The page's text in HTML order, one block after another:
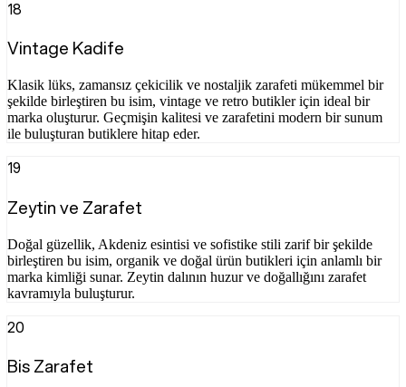
18
Vintage Kadife
Klasik lüks, zamansız çekicilik ve nostaljik zarafeti mükemmel bir
şekilde birleştiren bu isim, vintage ve retro butikler için ideal bir
marka oluşturur. Geçmişin kalitesi ve zarafetini modern bir sunum
ile buluşturan butiklere hitap eder.
19
Zeytin ve Zarafet
Doğal güzellik, Akdeniz esintisi ve sofistike stili zarif bir şekilde
birleştiren bu isim, organik ve doğal ürün butikleri için anlamlı bir
marka kimliği sunar. Zeytin dalının huzur ve doğallığını zarafet
kavramıyla buluşturur.
20
Bis Zarafet